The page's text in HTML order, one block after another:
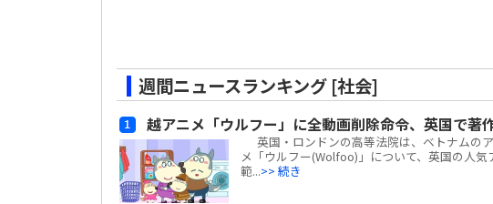
週間ニュースランキング [社会]
越アニメ「ウルフー」に全動画削除命令、英国で著
英国・ロンドンの高等法院は、ベトナムの
メ「ウルフー(Wolfoo)」について、英国の人
範...>> 続き